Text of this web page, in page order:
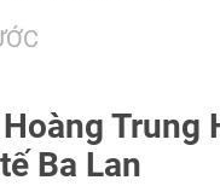
Trung
Ba Lan